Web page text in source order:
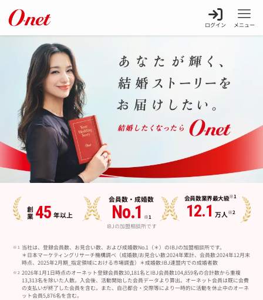
ログイン メニュー
創業45 年以上
会員数・ 成婚数
No.1 ※1
IBJの加盟相談所です
会員数業界最大級※1
12.1 万人 ※2
当社は、登録会員数、お見合い数、および成婚数No.1（＊）のIBJの加盟相談所です。
＊日本マーケティングリサーチ機構調べ（成婚数/お見合い数:2024年累計、会員数:2024年12月末
時点、2025年2月期_指定領域における市場調査）＊成婚数:IBJ連盟内での成婚者数
2026年1月1日時点のオーネット登録会員数30,181名とIBJ会員数104,859名の合計数から重複
13,313名を除いた人数。入会後、活動開始した会員データより算出。オーネット会員は既に会費
の支払いが終了した会員を含む。また、自己都合・交際等により一時的に活動を休止中のオーネ
ット会員5,876名を含む。